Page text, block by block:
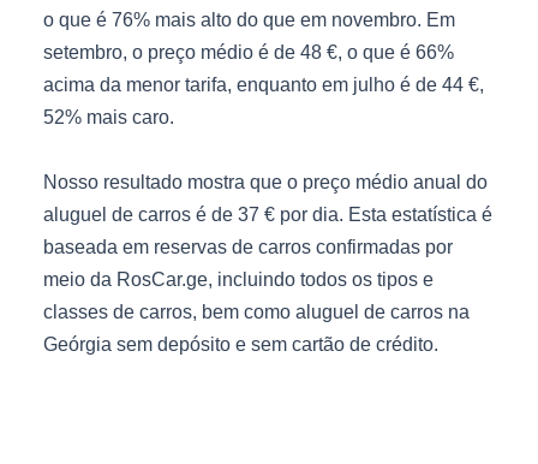
o que é 76% mais alto do que em novembro. Em
setembro, o preço médio é de 48 €, o que é 66%
acima da menor tarifa, enquanto em julho é de 44 €,
52% mais caro.
Nosso resultado mostra que o preço médio anual do
aluguel de carros é de 37 € por dia. Esta estatística é
baseada em reservas de carros confirmadas por
meio da RosCar.ge, incluindo todos os tipos e
classes de carros, bem como aluguel de carros na
Geórgia sem depósito e sem cartão de crédito.